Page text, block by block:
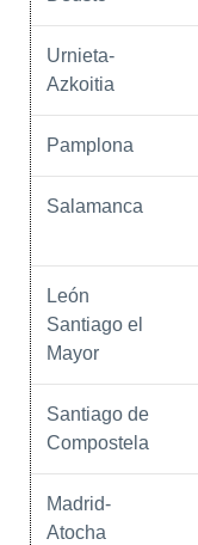
Urnieta-
Azkoitia
Pamplona
Salamanca
León
Santiago el
Mayor
Santiago de
Compostela
Madrid-
Atocha